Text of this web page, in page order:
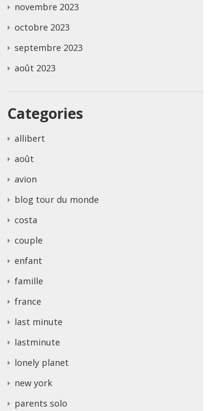
novembre 2023
octobre 2023
septembre 2023
août 2023
Categories
allibert
août
avion
blog tour du monde
costa
couple
enfant
famille
france
last minute
lastminute
lonely planet
new york
parents solo